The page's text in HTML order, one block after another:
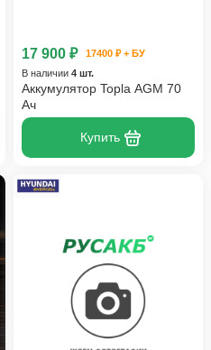
17 900 ₽
17400 ₽ + БУ
В наличии 4 шт.
Аккумулятор Topla AGM 70
Ач
Купить